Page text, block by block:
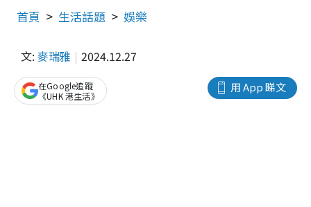
首頁 生活話題 娛樂
文: 麥瑞雅 2024.12.27
用 App 睇文
在Google追蹤
《UHK 港生活》